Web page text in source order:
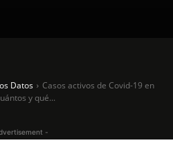
Datos
Casos activos de Covid-19 en
y qué...
-